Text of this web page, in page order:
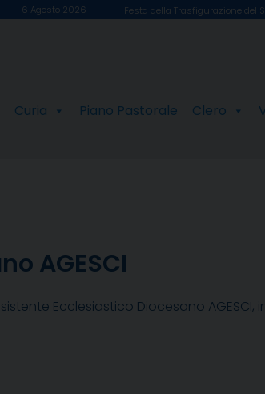
6 Agosto 2026 Festa della Trasfigurazione del
Curia Piano Pastorale Clero
AGESCI
Ecclesiastico Diocesano AGESCI,